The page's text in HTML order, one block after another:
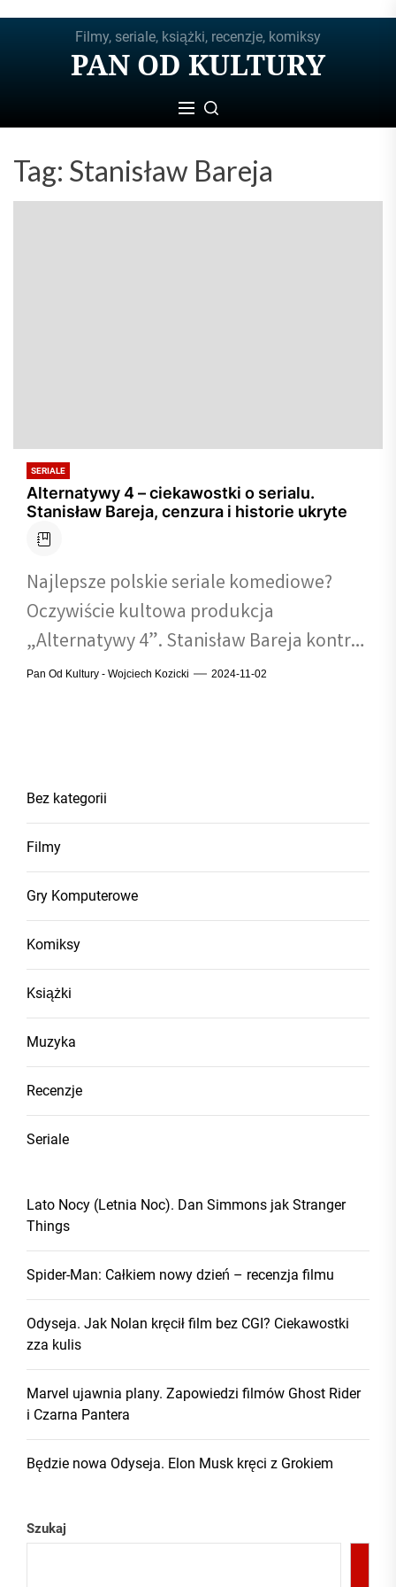
Filmy, seriale, książki, recenzje, komiksy
PAN OD KULTURY
Tag: Stanisław Bareja
SERIALE
Alternatywy 4 – ciekawostki o serialu.
Stanisław Bareja, cenzura i historie ukryte
Najlepsze polskie seriale komediowe?
Oczywiście kultowa produkcja
„Alternatywy 4”. Stanisław Bareja kontra
cenzura, PRL i stan wojenny
Pan Od Kultury - Wojciech Kozicki 2024-11-02
Bez kategorii
Filmy
Gry Komputerowe
Komiksy
Książki
Muzyka
Recenzje
Seriale
Lato Nocy (Letnia Noc). Dan Simmons jak Stranger
Things
Spider-Man: Całkiem nowy dzień – recenzja filmu
Odyseja. Jak Nolan kręcił film bez CGI? Ciekawostki
zza kulis
Marvel ujawnia plany. Zapowiedzi filmów Ghost Rider
i Czarna Pantera
Będzie nowa Odyseja. Elon Musk kręci z Grokiem
Szukaj